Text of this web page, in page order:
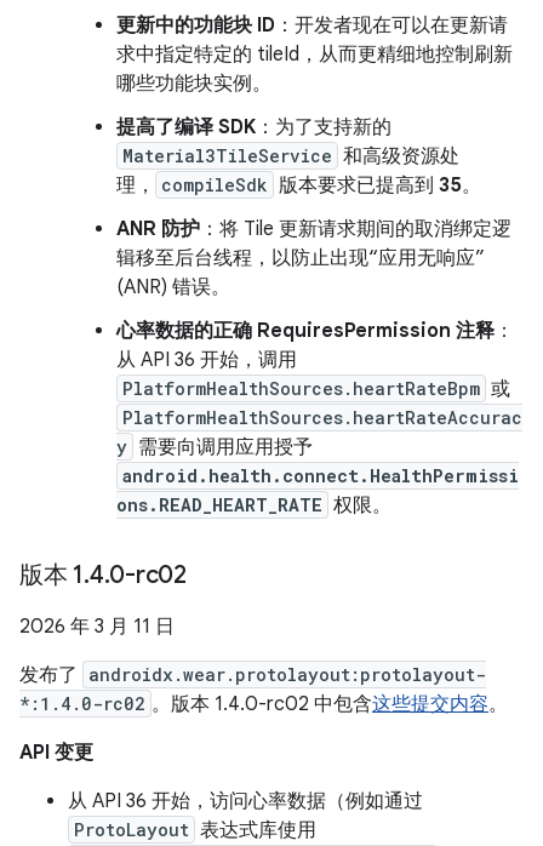
更新中的功能块 ID ：开发者现在可以在更新请
求中指定特定的 tileId，从而更精细地控制刷新
哪些功能块实例。
提高了编译 SDK ：为了支持新的
Material3TileService 和高级资源处
理，
compileSdk 版本要求已提高到 35。
ANR 防护 ：将 Tile 更新请求期间的取消绑定逻
辑移至后台线程，以防止出现“应用无响应”
(ANR) 错误。
心率数据的正确 RequiresPermission 注释 ：
从 API 36 开始，调用
PlatformHealthSources.heartRateBpm 或
PlatformHealthSources.heartRateAccurac
y 需要向调用应用授予
android.health.connect.HealthPermissi
ons.READ_HEART_RATE 权限。
版本 1.4.0-rc02
2026 年 3 月 11 日
发布了
androidx.wear.protolayout:protolayout-
*:1.4.0-rc02 。版本 1.4.0-rc02 中包含这些提交内容。
API 变更
从 API 36 开始，访问心率数据（例如通过
ProtoLayout 表达式库使用